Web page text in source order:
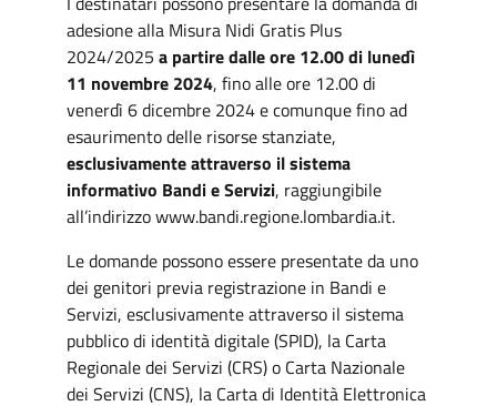
adesione alla Misura Nidi Gratis Plus
2024/2025 a partire dalle ore 12.00 di lunedì
11 novembre 2024, fino alle ore 12.00 di
venerdì 6 dicembre 2024 e comunque fino ad
esaurimento delle risorse stanziate,
esclusivamente attraverso il sistema
informativo Bandi e Servizi, raggiungibile
all’indirizzo www.bandi.regione.lombardia.it.
Le domande possono essere presentate da uno
dei genitori previa registrazione in Bandi e
Servizi, esclusivamente attraverso il sistema
pubblico di identità digitale (SPID), la Carta
Regionale dei Servizi (CRS) o Carta Nazionale
dei Servizi (CNS), la Carta di Identità Elettronica